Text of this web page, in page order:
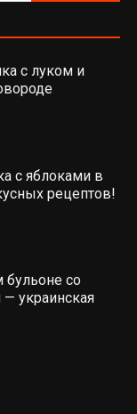
с луком и
с яблоками в
рецептов!
со
украинская